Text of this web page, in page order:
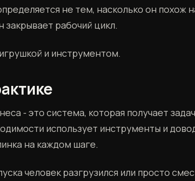
не тем, насколько он похож
рабочий цикл.
и инструментом.
- это система, которая получает
использует инструменты и
на каждом шаге.
человек разгрузился или просто